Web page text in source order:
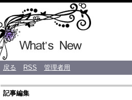
♡
戻る RSS 管理者用
記事編集